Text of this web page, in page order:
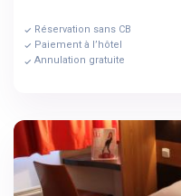
Réservation sans CB
Paiement à l’hôtel
Annulation gratuite